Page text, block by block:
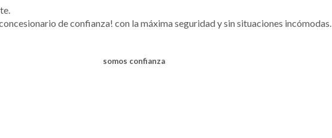
de confianza! con la máxima seguridad y sin situaciones incómodas.
somos confianza